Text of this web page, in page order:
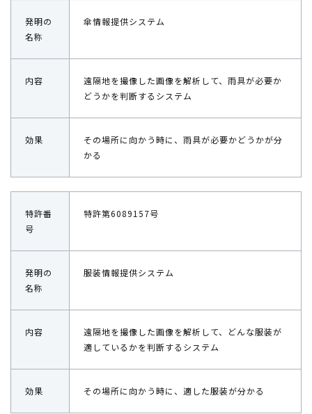
発明の
名称
傘情報提供システム
内容
遠隔地を撮像した画像を解析して、雨具が必要か
どうかを判断するシステム
効果
その場所に向かう時に、雨具が必要かどうかが分
かる
特許番
号
特許第6089157号
発明の
名称
服装情報提供システム
内容
遠隔地を撮像した画像を解析して、どんな服装が
適しているかを判断するシステム
効果 その場所に向かう時に、適した服装が分かる